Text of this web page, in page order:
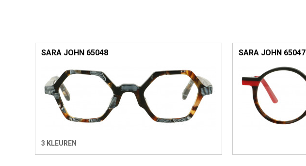
SARA JOHN 65048
3 KLEUREN
SARA JOHN 65047